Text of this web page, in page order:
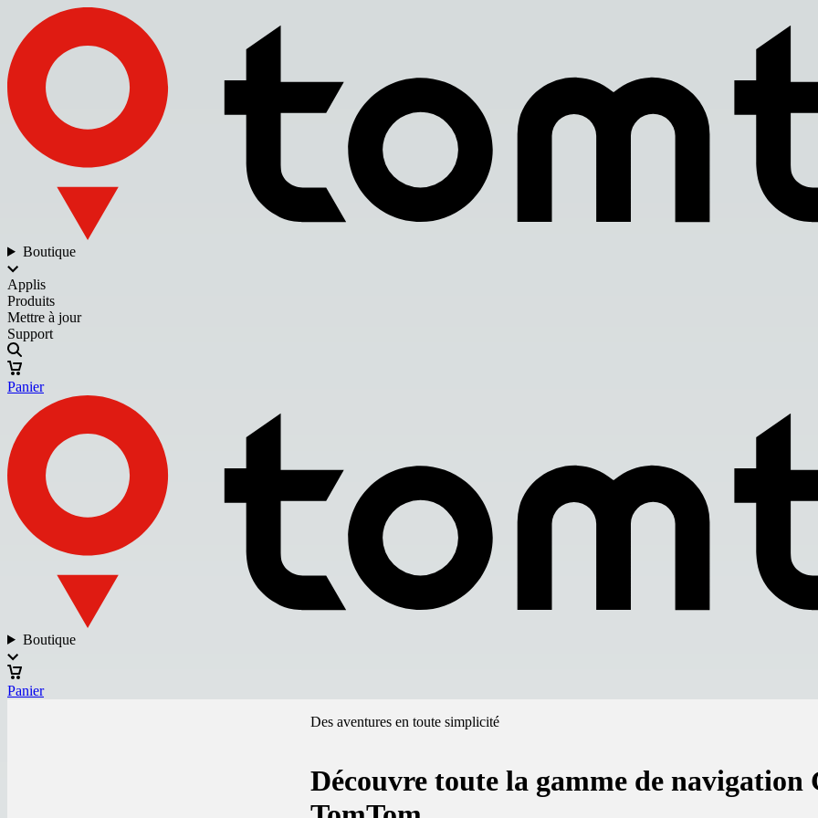
Boutique
Applis
Produits
Mettre à jour
Support
Panier
Boutique
Panier
Des aventures en toute simplicité
Découvre toute la gamme de navigation